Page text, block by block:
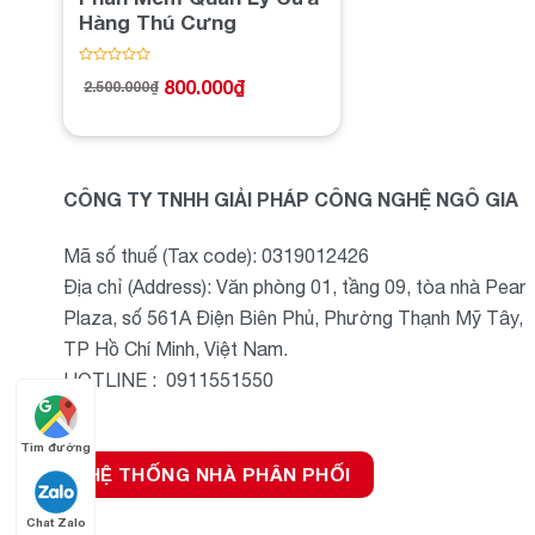
Hàng Thú Cưng
xếp
5
2.500.000₫
Giá
2.500.000₫.
800.000₫
Giá
là:
CÔNG TY TNHH GIẢI PHÁP CÔNG NGHỆ NGÔ GIA
Mã số thuế (Tax code): 0319012426
Địa chỉ (Address): Văn phòng 01, tầng 09, tòa nhà Pear
Plaza, số 561A Điện Biên Phủ, Phường Thạnh Mỹ Tây,
TP Hồ Chí Minh, Việt Nam.
HOTLINE : 0911551550
HỆ THỐNG NHÀ PHÂN PHỐI
Tìm đường
Chat Zalo